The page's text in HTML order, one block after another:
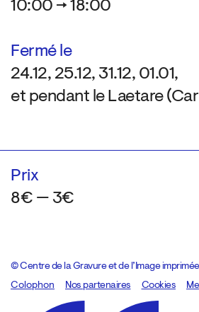
10:00 → 18:00
Fermé le
24.12, 25.12, 31.12, 01.01,
et pendant le Laetare
Prix
8€ — 3€
© Centre de la Gravure et de l’Image
Colophon
Design:Marcel Kaczmarek, code:8080.studio
Nos partenaires Cookies